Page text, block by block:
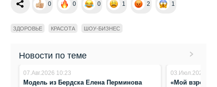
0 0 0 1 2 1
ЗДОРОВЬЕ КРАСОТА ШОУ-БИЗНЕС
Новости по теме
07.Авг.2026 10:23
Модель из Бердска Елена Перминова
03.Июл.2026
«Мой